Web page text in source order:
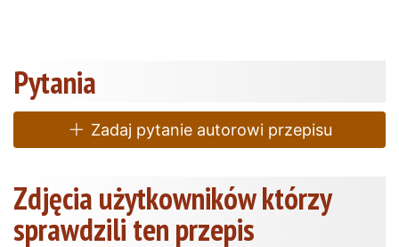
Pytania
Zadaj pytanie autorowi przepisu
Zdjęcia użytkowników którzy
sprawdzili ten przepis